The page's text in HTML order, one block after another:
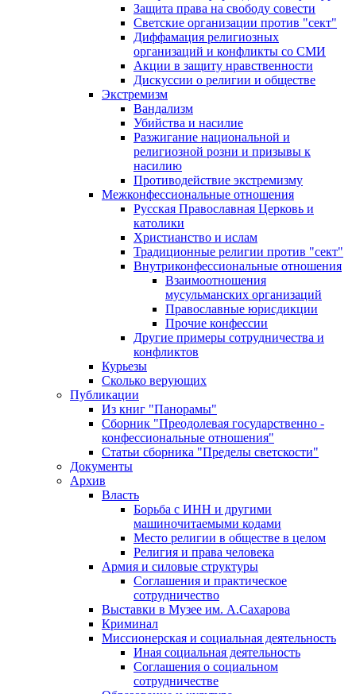
Защита права на свободу совести
Светские организации против "сект"
Диффамация религиозных
организаций и конфликты со СМИ
Акции в защиту нравственности
Дискуссии о религии и обществе
Экстремизм
Вандализм
Убийства и насилие
Разжигание национальной и
религиозной розни и призывы к
насилию
Противодействие экстремизму
Межконфессиональные отношения
Русская Православная Церковь и
католики
Христианство и ислам
Традиционные религии против "сект"
Внутриконфессиональные отношения
Взаимоотношения
мусульманских организаций
Православные юрисдикции
Прочие конфессии
Другие примеры сотрудничества и
конфликтов
Курьезы
Сколько верующих
Публикации
Из книг "Панорамы"
Сборник "Преодолевая государственно -
конфессиональные отношения"
Статьи сборника "Пределы светскости"
Документы
Архив
Власть
Борьба с ИНН и другими
машиночитаемыми кодами
Место религии в обществе в целом
Религия и права человека
Армия и силовые структуры
Соглашения и практическое
сотрудничество
Выставки в Музее им. А.Сахарова
Криминал
Миссионерская и социальная деятельность
Иная социальная деятельность
Соглашения о социальном
сотрудничестве